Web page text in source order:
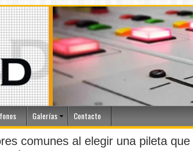
Galerías Contacto
comunes al elegir una pileta que